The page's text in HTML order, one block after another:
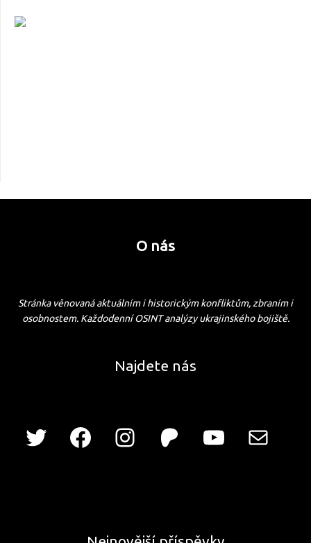
O nás
Stránka věnovaná aktuálním i historickým konfliktům, zbraním i
osobnostem. Každodenní OSINT analýzy ukrajinského bojiště.
Najdete nás